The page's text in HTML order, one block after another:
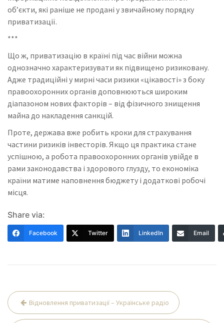
об’єкти, які раніше не продані у звичайному порядку
приватизації.
***
Що ж, приватизацію в країні під час війни можна
однозначно характеризувати як підвищено ризиковану.
Адже традиційні у мирні часи ризики «цікавості» з боку
правоохоронних органів доповнюються широким
діапазоном нових факторів – від фізичного знищення
майна до накладення санкцій.
Проте, держава вже робить кроки для страхування
частини ризиків інвесторів. Якщо ця практика стане
успішною, а робота правоохоронних органів увійде в
рами законодавства і здорового глузду, то економіка
країни матиме наповнення бюджету і додаткові робочі
місця.
Share via:
Facebook Twitter LinkedIn Email
Навігація
записів
Відновлення приватизації – Українське радіо